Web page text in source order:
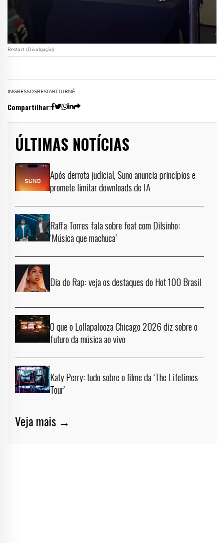
Restart (Divulgação)
INGRESSOSRESTARTTURNÊ
Compartilhar:
ÚLTIMAS NOTÍCIAS
Após derrota judicial, Suno anuncia princípios e
promete limitar downloads de IA
Raffa Torres fala sobre feat com Dilsinho:
‘Música que machuca’
Dia do Rap: veja os destaques do Hot 100 Brasil
O que o Lollapalooza Chicago 2026 diz sobre o
futuro da música ao vivo
Katy Perry: tudo sobre o filme da ‘The Lifetimes
Tour’
Veja mais →